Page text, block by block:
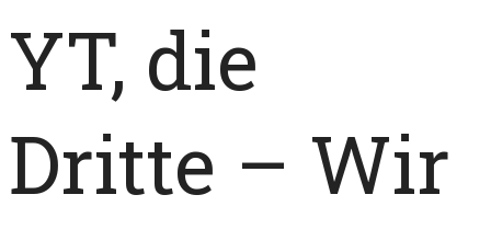
YT, die
Dritte – Wir